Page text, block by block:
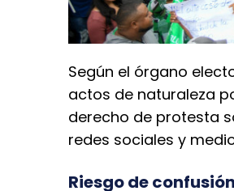
Según el órgano
actos de naturaleza
derecho de protesta
redes sociales y
Riesgo de confusión